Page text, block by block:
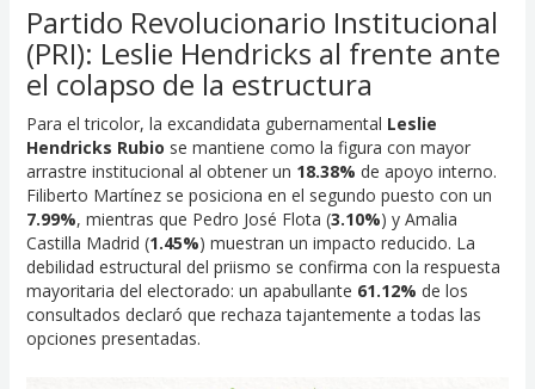
Partido Revolucionario Institucional
(PRI): Leslie Hendricks al frente ante
el colapso de la estructura
Para el tricolor, la excandidata gubernamental Leslie
Hendricks Rubio se mantiene como la figura con mayor
arrastre institucional al obtener un 18.38% de apoyo interno.
Filiberto Martínez se posiciona en el segundo puesto con un
7.99%, mientras que Pedro José Flota (3.10%) y Amalia
Castilla Madrid (1.45%) muestran un impacto reducido. La
debilidad estructural del priismo se confirma con la respuesta
mayoritaria del electorado: un apabullante 61.12% de los
consultados declaró que rechaza tajantemente a todas las
opciones presentadas.